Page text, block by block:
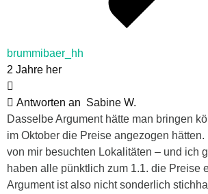
brummibaer_hh
2 Jahre her
Antworten an Sabine W.
Dasselbe Argument hätte man bringen
im Oktober die Preise angezogen
von mir besuchten Lokalitäten – und ich
haben alle pünktlich zum 1.1. die Preise
Argument ist also nicht sonderlich